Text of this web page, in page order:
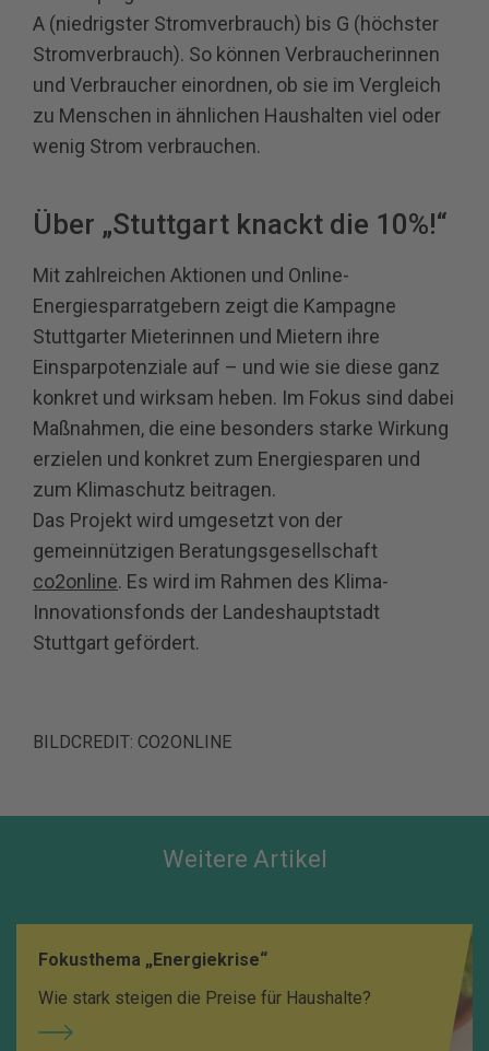
A (niedrigster Stromverbrauch) bis G (höchster
Stromverbrauch). So können Verbraucherinnen
und Verbraucher einordnen, ob sie im Vergleich
zu Menschen in ähnlichen Haushalten viel oder
wenig Strom verbrauchen.
Über „Stuttgart knackt die 10%!“
Mit zahlreichen Aktionen und Online-
Energiesparratgebern zeigt die Kampagne
Stuttgarter Mieterinnen und Mietern ihre
Einsparpotenziale auf – und wie sie diese ganz
konkret und wirksam heben. Im Fokus sind dabei
Maßnahmen, die eine besonders starke Wirkung
erzielen und konkret zum Energiesparen und
zum Klimaschutz beitragen.
Das Projekt wird umgesetzt von der
gemeinnützigen Beratungsgesellschaft
co2online. Es wird im Rahmen des Klima-
Innovationsfonds der Landeshauptstadt
Stuttgart gefördert.
BILDCREDIT: CO2ONLINE
Weitere Artikel
Fokusthema „Energiekrise“
Wie stark steigen die Preise für Haushalte?